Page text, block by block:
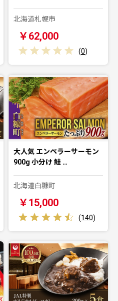
北海道札幌市
￥62,000
(0)
大人気 エンペラーサーモン
900g 小分け 鮭 …
北海道白糠町
￥15,000
(140)